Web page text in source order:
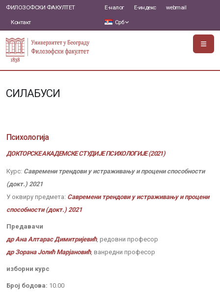
ФИЛОЗОФСКИ ФАКУЛТЕТ
Контакт
Е-налог Е-индекс webmail
Срб
СИЛАБУСИ
Психологија
ДОКТОРСКЕ АКАДЕМСКЕ СТУДИЈЕ ПСИХОЛОГИЈЕ (2021)
Курс: Савремени трендови у истраживању и процени способности
(докт.) 2021
У оквиру предмета: Савремени трендови у истраживању и процени
способности (докт.) 2021
Предавачи
др Ана Алтарас Димитријевић, редовни професор
др Зорана Јолић Марјановић, ванредни професор
изборни курс
Број бодова: 10.00